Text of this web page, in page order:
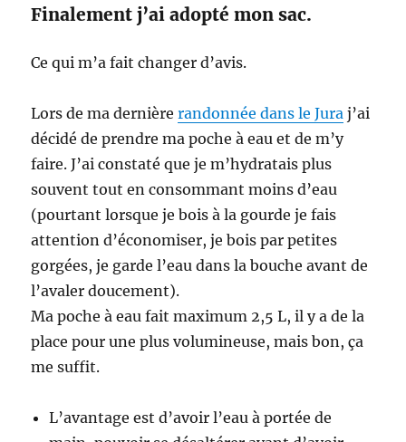
Finalement j’ai adopté mon sac.
Ce qui m’a fait changer d’avis.
Lors de ma dernièrerandonnée dans le Jura j’ai
décidé de prendre ma poche à eau et de m’y
faire. J’ai constaté que je m’hydratais plus
souvent tout en consommant moins d’eau
(pourtant lorsque je bois à la gourde je fais
attention d’économiser, je bois par petites
gorgées, je garde l’eau dans la bouche avant de
l’avaler doucement).
Ma poche à eau fait maximum 2,5 L, il y a de la
place pour une plus volumineuse, mais bon, ça
me suffit.
L’avantage est d’avoir l’eau à portée de